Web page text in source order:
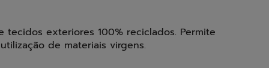
tecidos exteriores 100% reciclados. Permite
de materiais virgens.